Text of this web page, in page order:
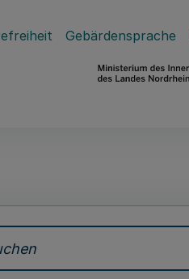
Gebärdensprache